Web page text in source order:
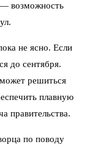
— возможность
не ясно. Если
до сентября.
решиться
плавную
правительства.
по поводу